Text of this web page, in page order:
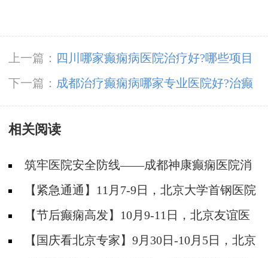
上一篇：
四川哪家癫痫病医院治疗好?哪些项目
可以检查出癫痫病?
下一篇： 成都治疗癫痫病哪家专业医院好?治癫
痫推荐哪家医院?
相关阅读
筑牢医院安全防线——成都神康癫痫医院消
防安全培训纪实
【紧急通通】11月7-9日，北京大学首钢医院
神经内科胡颖教授亲临成都会诊，破解癫痫疑难
【节后癫痫高发】10月9-11日，北京友谊医
院陈葵博士免费会诊+治疗援助，破解癫痫难
【国庆看北京专家】9月30日-10月5日，北京